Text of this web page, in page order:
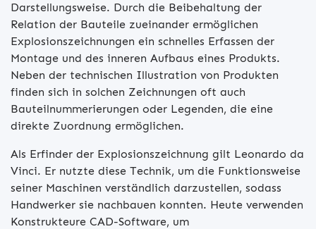
Darstellungsweise. Durch die Beibehaltung der
Relation der Bauteile zueinander ermöglichen
Explosionszeichnungen ein schnelles Erfassen der
Montage und des inneren Aufbaus eines Produkts.
Neben der technischen Illustration von Produkten
finden sich in solchen Zeichnungen oft auch
Bauteilnummerierungen oder Legenden, die eine
direkte Zuordnung ermöglichen.
Als Erfinder der Explosionszeichnung gilt Leonardo da
Vinci. Er nutzte diese Technik, um die Funktionsweise
seiner Maschinen verständlich darzustellen, sodass
Handwerker sie nachbauen konnten. Heute verwenden
Konstrukteure CAD-Software, um